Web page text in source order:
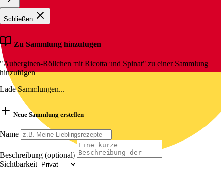
Schließen
Zu Sammlung hinzufügen
"Auberginen-Röllchen mit Ricotta und Spinat" zu einer Sammlung
hinzufügen
Lade Sammlungen...
Neue Sammlung erstellen
Name
Beschreibung (optional)
Sichtbarkeit